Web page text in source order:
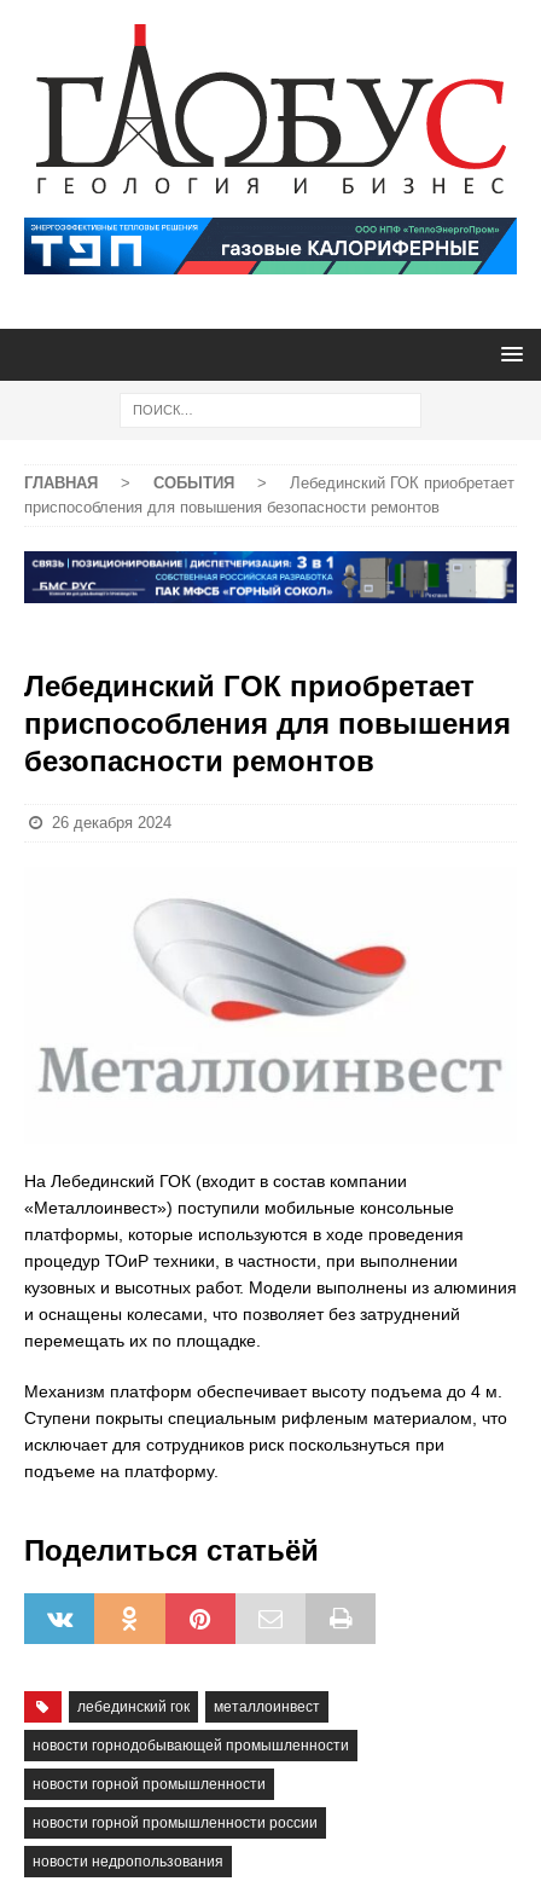
ГЛАВНАЯ > СОБЫТИЯ >
Лебединский ГОК приобретает
приспособления для повышения безопасности ремонтов
Лебединский ГОК приобретает
приспособления для повышения
безопасности ремонтов
26 декабря 2024
На Лебединский ГОК (входит в состав компании
«Металлоинвест») поступили мобильные консольные
платформы, которые используются в ходе проведения
процедур ТОиР техники, в частности, при выполнении
кузовных и высотных работ. Модели выполнены из алюминия
и оснащены колесами, что позволяет без затруднений
перемещать их по площадке.
Механизм платформ обеспечивает высоту подъема до 4 м.
Ступени покрыты специальным рифленым материалом, что
исключает для сотрудников риск поскользнуться при
подъеме на платформу.
Поделиться статьёй
лебединский гок металлоинвест
новости горнодобывающей промышленности
новости горной промышленности
новости горной промышленности россии
новости недропользования